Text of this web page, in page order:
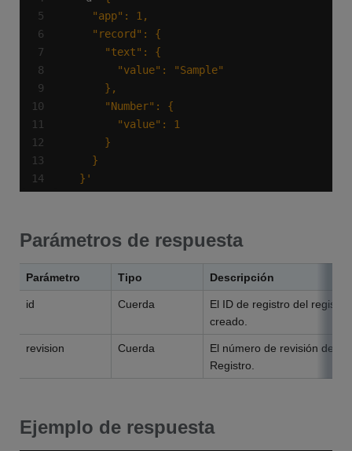
14
  }'
Parámetros de respuesta
Parámetro Tipo Descripción
id Cuerda
El ID de registro del registro
creado.
revision Cuerda
El número de revisión del
Registro.
Ejemplo de respuesta